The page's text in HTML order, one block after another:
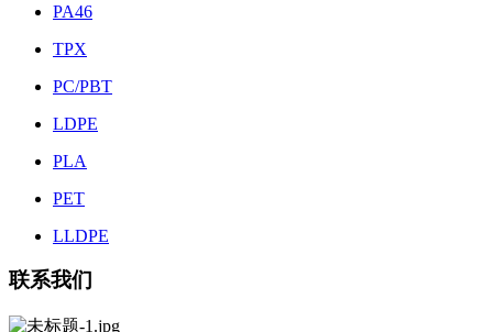
PA46
TPX
PC/PBT
LDPE
PLA
PET
LLDPE
联系我们